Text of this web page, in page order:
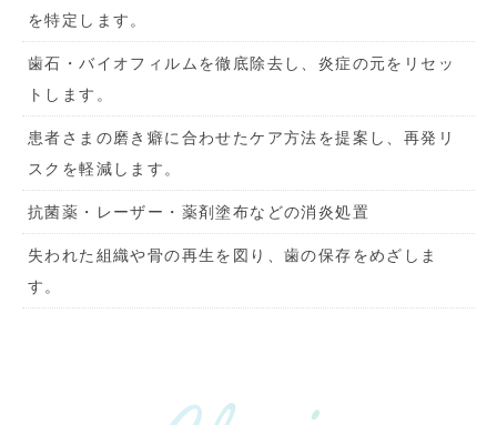
を特定します。
歯石・バイオフィルムを徹底除去し、炎症の元をリセッ
トします。
患者さまの磨き癖に合わせたケア方法を提案し、再発リ
スクを軽減します。
抗菌薬・レーザー・薬剤塗布などの消炎処置
失われた組織や骨の再生を図り、歯の保存をめざしま
す。